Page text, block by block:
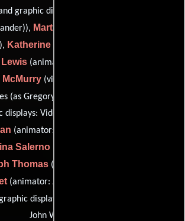
graphic displays: Video Image, Los Angeles
Marti Julian
Katherine Kean
(animation assistant: Available Light
McMurry (video and graphic displays: Video
(as Gregory McMurry)),
displays: Video Image/Molokai, Vancouver),
(animator: Available Light Ltd. (as January
Salerno(animation assistant: Available
Thomas (animator: Available Light Ltd.),
(animator: Available Light Ltd.) y
displays: Video Image, Los Angeles (as
John Wash))